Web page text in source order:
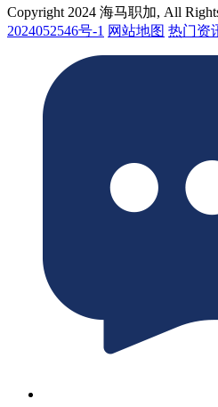
Copyright 2024 海马职加, All
2024052546号-1 网站地图 热门资